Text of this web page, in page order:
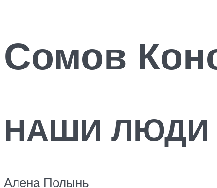
Сомов
НАШИ ЛЮДИ
Алена Полынь